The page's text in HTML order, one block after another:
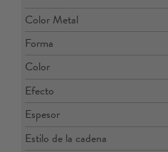
Color Metal
Forma
Color
Efecto
Espesor
Estilo de la cadena